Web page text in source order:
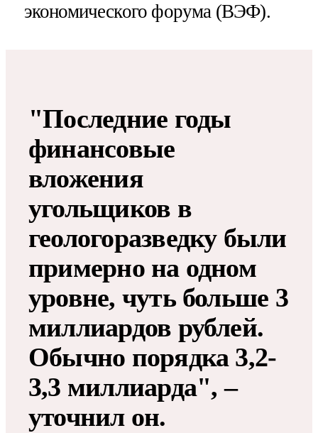
экономического форума (ВЭФ).
"Последние годы
финансовые
вложения
угольщиков в
геологоразведку были
примерно на одном
уровне, чуть больше 3
миллиардов рублей.
Обычно порядка 3,2-
3,3 миллиарда", –
уточнил он.